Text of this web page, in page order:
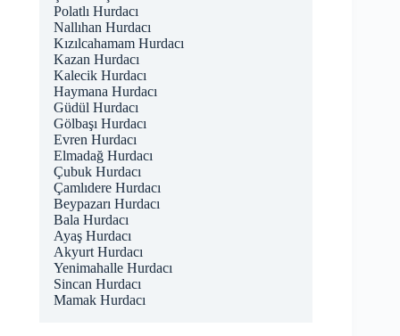
Polatlı Hurdacı
Nallıhan Hurdacı
Kızılcahamam Hurdacı
Kazan Hurdacı
Kalecik Hurdacı
Haymana Hurdacı
Güdül Hurdacı
Gölbaşı Hurdacı
Evren Hurdacı
Elmadağ Hurdacı
Çubuk Hurdacı
Çamlıdere Hurdacı
Beypazarı Hurdacı
Bala Hurdacı
Ayaş Hurdacı
Akyurt Hurdacı
Yenimahalle Hurdacı
Sincan Hurdacı
Mamak Hurdacı